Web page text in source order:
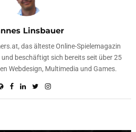
Linsbauer
das älteste Online-Spielemagazin
beschäftigt sich bereits seit über 25
Webdesign, Multimedia und Games.